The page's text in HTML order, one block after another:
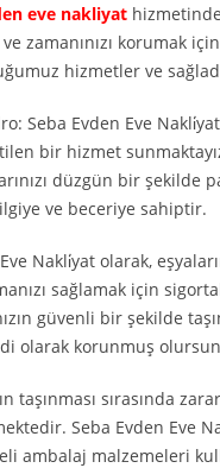
eve nakliyat
zamanınızı korumak
hizmetler ve
Seba Evden Eve
bir hizmet
düzgün bir şekilde
ve beceriye sahiptir.
Nakli̇yat olarak,
sağlamak için
güvenli bir şekilde
olarak korunmuş
taşınması sırasında
Seba Evden Eve
ambalaj malzemeleri